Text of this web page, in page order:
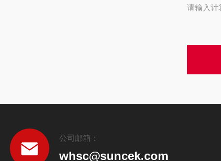
请输入计
公司邮箱：
whsc@suncek.com